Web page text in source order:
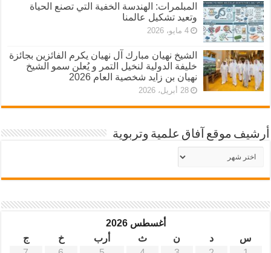
المبلمرات: الهندسة الخفية التي تصنع الحياة
وتعيد تشكيل عالمنا
4 مايو، 2026
الشيخ نهيان مبارك آل نهيان يكرم الفائزين بجائزة
خليفة الدولية لنخيل التمر و يُعلن سمو الشيخ
نهيان بن زايد شخصية العام 2026
28 أبريل، 2026
أرشيف موقع آفاق علمية وتربوية
أرشيف
موقع
أغسطس 2026
س
د ن ث أرب خ
ج